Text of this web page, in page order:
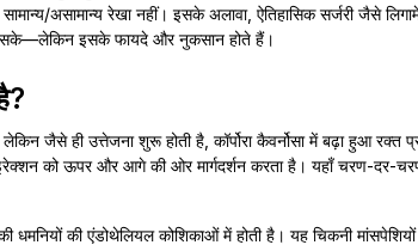
असामान्य रेखा नहीं। इसके अलावा, ऐतिहासिक सर्जरी जैसे
सके—लेकिन इसके फायदे और नुकसान होते हैं।
जैसे ही उत्तेजना शुरू होती है, कॉर्पोरा कैवर्नोसा में बढ़ा हुआ रक्त
को ऊपर और आगे की ओर मार्गदर्शन करता है। यहाँ चरण-दर-
धमनियों की एंडोथेलियल कोशिकाओं में होती है। यह चिकनी